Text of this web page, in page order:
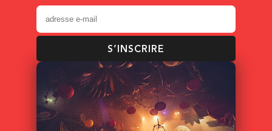
S’INSCRIRE